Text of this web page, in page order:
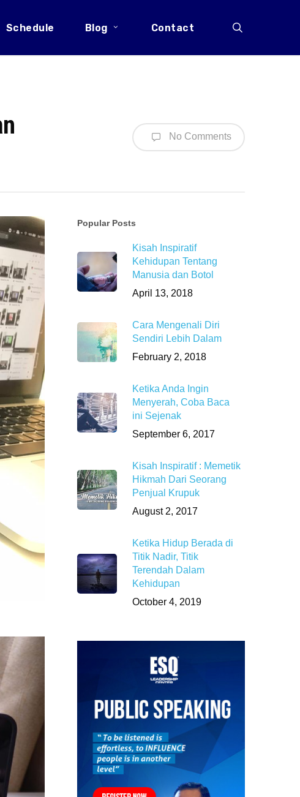
Schedule Blog Contact
No Comments
Popular Posts
Kisah Inspiratif
Kehidupan Tentang
Manusia dan Botol
April 13, 2018
Cara Mengenali Diri
Sendiri Lebih Dalam
February 2, 2018
Ketika Anda Ingin
Menyerah, Coba Baca
ini Sejenak
September 6, 2017
Kisah Inspiratif : Memetik
Hikmah Dari Seorang
Penjual Krupuk
August 2, 2017
Ketika Hidup Berada di
Titik Nadir, Titik
Terendah Dalam
Kehidupan
October 4, 2019